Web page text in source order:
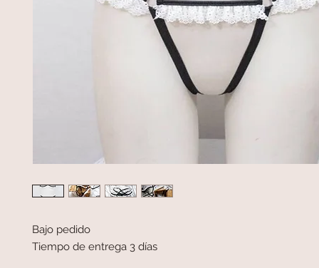
Bajo pedido
Tiempo de entrega 3 días